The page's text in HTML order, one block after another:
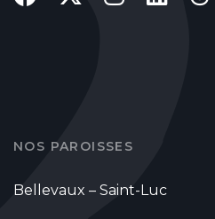
NOS PAROISSES
Bellevaux – Saint-Luc